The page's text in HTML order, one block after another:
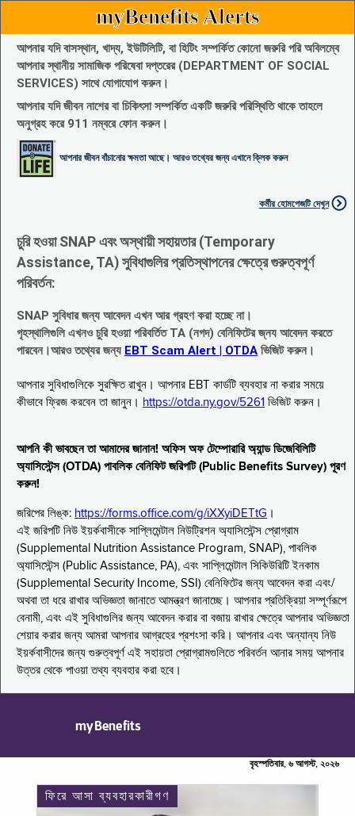
myBenefits Alerts
আপনার যদি বাসস্থান, খাদ্য, ইউটিলিটি, বা হিটিং সম্পর্কিত কোনো জরুরি পরি অবিলম্বে
আপনার স্থানীয় সামাজিক পরিষেবা দপ্তরের (DEPARTMENT OF SOCIAL
SERVICES) সাথে যোগাযোগ করুন।
আপনার যদি জীবন নাশের বা চিকিৎসা সম্পর্কিত একটি জরুরি পরিস্থিতি থাকে তাহলে
অনুগ্রহ করে 911 নম্বরে ফোন করুন।
আপনার জীবন বাঁচানোর ক্ষমতা আছে। আরও তথ্যের জন্য এখানে ক্লিক করুন
কর্মীর হোমপেজটি দেখুন
চুরি হওয়া SNAP এবং অস্থায়ী সহায়তার (Temporary
Assistance, TA) সুবিধাগুলির প্রতিস্থাপনের ক্ষেত্রে গুরুত্বপূর্ণ
পরিবর্তন:
SNAP সুবিধার জন্য আবেদন এখন আর গ্রহণ করা হচ্ছে না।
গৃহস্থালিগুলি এখনও চুরি হওয়া পরিবর্তিত TA (নগদ) বেনিফিটের জ্নয আবেদন করতে
পারবেন।আরও তথ্যের জন্য EBT Scam Alert | OTDA ভিজিট করুন।
আপনার সুবিধাগুলিকে সুরক্ষিত রাখুন। আপনার EBT কার্ডটি ব্যবহার না করার সময়ে
কীভাবে ফ্রিজ করবেন তা জানুন। https://otda.ny.gov/5261 ভিজিট করুন।
আপনি কী ভাবছেন তা আমাদের জানান! অফিস অফ টেম্পোরারি অ্যান্ড ডিজেবিলিটি
অ্যাসিস্টেন্স (OTDA) পাবলিক বেনিফিট জরিপটি (Public Benefits Survey) পূরণ
করুন!
জরিপের লিঙ্ক: https://forms.office.com/g/iXXyiDETtG ।
এই জরিপটি নিউ ইয়র্কবাসীকে সাপ্লিমেন্টাল নিউট্রিশন অ্যাসিস্টেন্স প্রোগ্রাম
(Supplemental Nutrition Assistance Program, SNAP), পাবলিক
অ্যাসিস্টেন্স (Public Assistance, PA), এবং সাপ্লিমেন্টাল সিকিউরিটি ইনকাম
(Supplemental Security Income, SSI) বেনিফিটের জন্য আবেদন করা এবং/
অথবা তা ধরে রাখার অভিজ্ঞতা জানাতে আমন্ত্রণ জানাচ্ছে। আপনার প্রতিক্রিয়া সম্পূর্ণরূপে
বেনামী, এবং এই সুবিধাগুলির জন্য আবেদন করার বা বজায় রাখার ক্ষেত্রে আপনার অভিজ্ঞতা
শেয়ার করার জন্য আমরা আপনার আগ্রহের প্রশংসা করি। আপনার এবং অন্যান্য নিউ
ইয়র্কবাসীদের জন্য গুরুত্বপূর্ণ এই সহায়তা প্রোগ্রামগুলিতে পরিবর্তন আনার সময় আপনার
উত্তর থেকে পাওয়া তথ্য ব্যবহার করা হবে।
myBenefits
বৃহস্পতিবার, ৬ আগস্ট, ২০২৬
ফিরে আসা ব্যবহারকারীগণ